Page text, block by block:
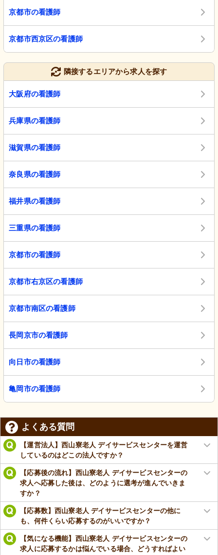
京都市の看護師
京都市西京区の看護師
隣接するエリアから求人を探す
大阪府の看護師
兵庫県の看護師
滋賀県の看護師
奈良県の看護師
福井県の看護師
三重県の看護師
京都市の看護師
京都市右京区の看護師
京都市南区の看護師
長岡京市の看護師
向日市の看護師
亀岡市の看護師
よくある質問
【運営法人】西山寮老人 デイサービスセンターを運営
しているのはどこの法人ですか？
【応募後の流れ】西山寮老人 デイサービスセンターの
求人へ応募した後は、どのように選考が進んでいきま
すか？
【応募数】西山寮老人 デイサービスセンターの他に
も、何件くらい応募するのがいいですか？
【気になる機能】西山寮老人 デイサービスセンターの
求人に応募するかは悩んでいる場合、どうすればよい